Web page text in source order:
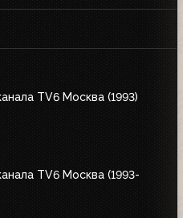
TV6 Москва (1993)
TV6 Москва (1993-